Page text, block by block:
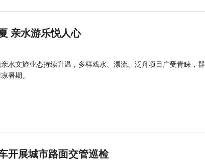
亲水游乐悦人心
水文旅业态持续升温，多样戏水、漂流、泛舟项目广受青睐，
暑期。
开展城市路面交管巡检